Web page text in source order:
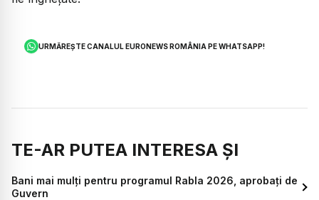
URMĂREȘTE CANALUL EURONEWS ROMÂNIA PE WHATSAPP!
TE-AR PUTEA INTERESA ȘI
Bani mai mulți pentru programul Rabla 2026, aprobați de
Guvern